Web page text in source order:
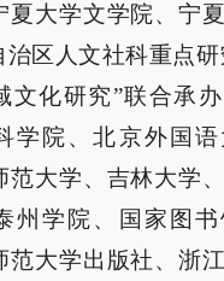
夏大学文学院、宁
治区人文社科重点
文化研究”联合承
学院、北京外国
范大学、吉林大学
州学院、国家图
范大学出版社、浙